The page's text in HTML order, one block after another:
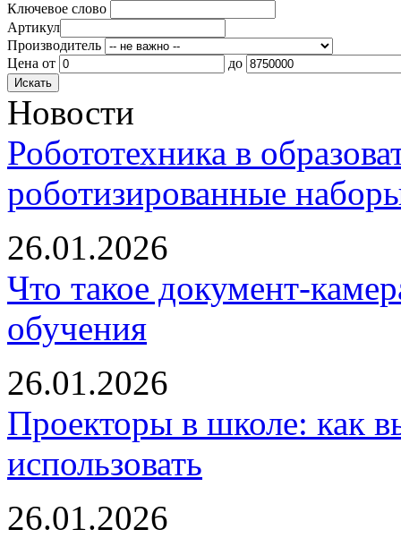
Ключевое слово
Артикул
Производитель
Цена от до
Новости
Робототехника в
роботизированные
26.01.2026
Что такое документ-
обучения
26.01.2026
Проекторы в школе: как
использовать
26.01.2026